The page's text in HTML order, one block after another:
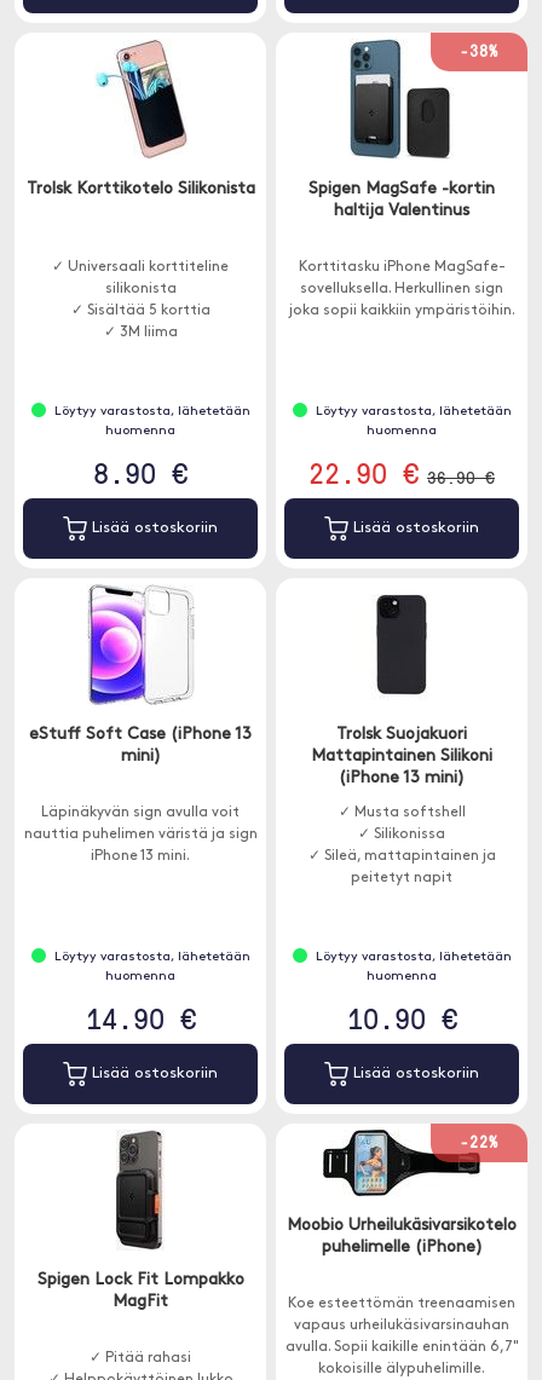
Trolsk Korttikotelo Silikonista
✓ Universaali korttiteline
silikonista
✓ Sisältää 5 korttia
✓ 3M liima
Löytyy varastosta, lähetetään
huomenna
8.90 €
Lisää ostoskoriin
-38%
Spigen MagSafe -kortin
haltija Valentinus
Korttitasku iPhone MagSafe-
sovelluksella. Herkullinen sign
joka sopii kaikkiin ympäristöihin.
Löytyy varastosta, lähetetään
huomenna
22.90 € 36.90 €
Lisää ostoskoriin
eStuff Soft Case (iPhone 13
mini)
Läpinäkyvän sign avulla voit
nauttia puhelimen väristä ja sign
iPhone 13 mini.
Löytyy varastosta, lähetetään
huomenna
14.90 €
Lisää ostoskoriin
Trolsk Suojakuori
Mattapintainen Silikoni
(iPhone 13 mini)
✓ Musta softshell
✓ Silikonissa
✓ Sileä, mattapintainen ja
peitetyt napit
Löytyy varastosta, lähetetään
huomenna
10.90 €
Lisää ostoskoriin
Spigen Lock Fit Lompakko
MagFit
✓ Pitää rahasi
-22%
Moobio Urheilukäsivarsikotelo
puhelimelle (iPhone)
Koe esteettömän treenaamisen
vapaus urheilukäsivarsinauhan
avulla. Sopii kaikille enintään 6,7"
kokoisille älypuhelimille.